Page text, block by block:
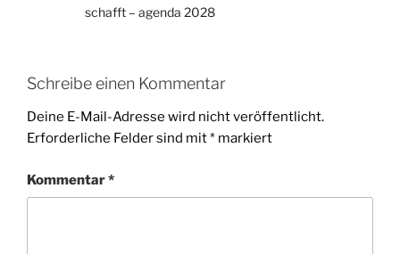
schafft – agenda 2028
Schreibe einen Kommentar
Deine E-Mail-Adresse wird nicht veröffentlicht.
Erforderliche Felder sind mit* markiert
Kommentar*